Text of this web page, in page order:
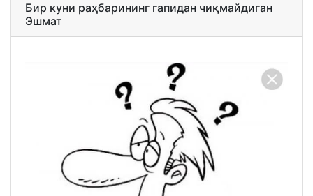
Бир куни раҳбарининг гапидан чиқмайдиган
Эшмат